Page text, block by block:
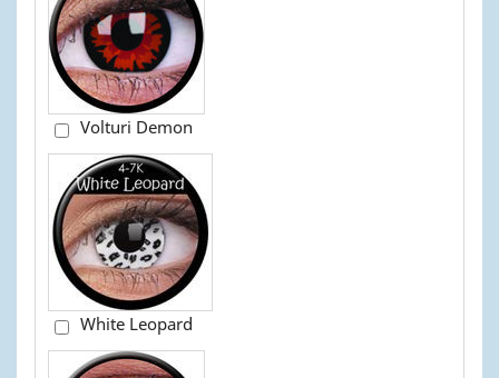
Volturi Demon
White Leopard